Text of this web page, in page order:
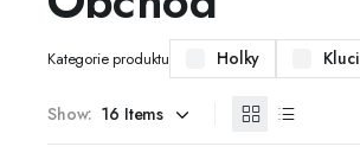
Kategorie produktu Holky Kluci
Show: